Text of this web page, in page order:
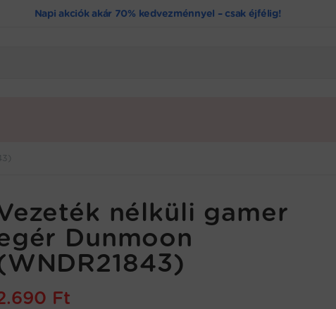
Napi akciók akár 70% kedvezménnyel – csak éjfélig!
nélküli gamer
Dunmoon
Ft